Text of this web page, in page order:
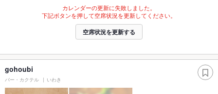
カレンダーの更新に失敗しました。
下記ボタンを押して空席状況を更新してください。
空席状況を更新する
gohoubi
バー・カクテル いわき